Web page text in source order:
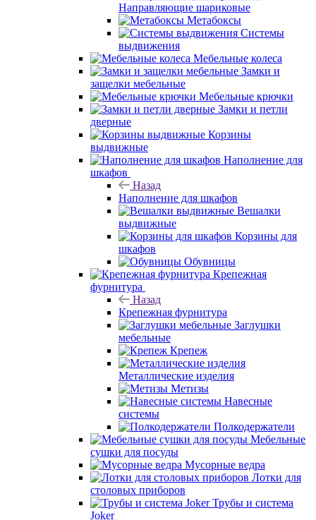
Направляющие шариковые
Метабоксы
Системы
выдвижения
Мебельные колеса
Замки и
защелки мебельные
Мебельные крючки
Замки и петли
дверные
Корзины
выдвижные
Наполнение для
шкафов
Назад
Наполнение для шкафов
Вешалки
выдвижные
Корзины для
шкафов
Обувницы
Крепежная
фурнитура
Назад
Крепежная фурнитура
Заглушки
мебельные
Крепеж
Металлические изделия
Метизы
Навесные
системы
Полкодержатели
Мебельные
сушки для посуды
Мусорные ведра
Лотки для
столовых приборов
Трубы и система
Joker